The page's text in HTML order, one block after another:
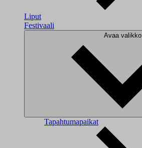
Liput
Festivaali
Avaa valikko
Tapahtumapaikat